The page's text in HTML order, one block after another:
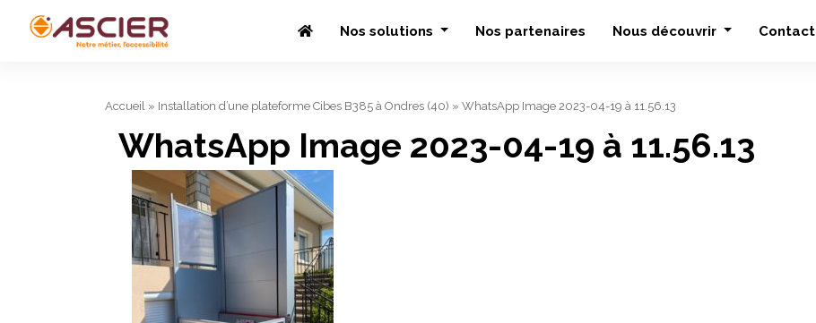
Nos solutions Nos partenaires Nous découvrir Contact
Accueil » Installation d’une plateforme Cibes B385 à Ondres (40) » WhatsApp Image 2023-04-19 à 11.56.13
WhatsApp Image 2023-04-19 à 11.56.13